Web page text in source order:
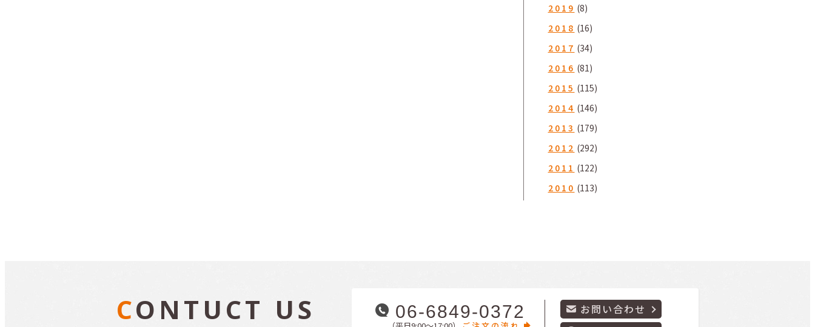
2019 (8)
2018 (16)
2017 (34)
2016 (81)
2015 (115)
2014 (146)
2013 (179)
2012 (292)
2011 (122)
2010 (113)
CONTUCT US 06-6849-0372
お問い合わせ